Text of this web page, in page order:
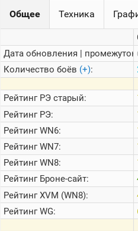
Информация
Онлайн
Цветовая
шкала
Теlegram
ВК
Портал
Мира
Танков
Общее Техника
Дата обновления | промежуток:
Количество боёв (+):
РейтингРЭ старый:
РейтингРЭ:
РейтингWN6:
РейтингWN7:
РейтингWN8:
РейтингБроне-сайт:
РейтингXVM (WN8):
РейтингWG: